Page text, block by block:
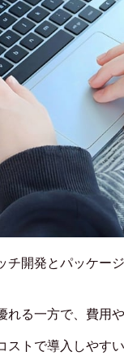
チ開発とパッケー
れる一方で、費用
ストで導入しやす